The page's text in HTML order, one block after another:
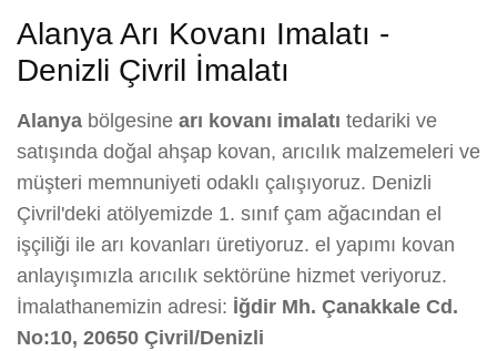
Alanya Arı Kovanı Imalatı -
Denizli Çivril İmalatı
Alanya bölgesine arı kovanı imalatı tedariki ve
satışında doğal ahşap kovan, arıcılık malzemeleri ve
müşteri memnuniyeti odaklı çalışıyoruz. Denizli
Çivril'deki atölyemizde 1. sınıf çam ağacından el
işçiliği ile arı kovanları üretiyoruz. el yapımı kovan
anlayışımızla arıcılık sektörüne hizmet veriyoruz.
İmalathanemizin adresi: İğdir Mh. Çanakkale Cd.
No:10, 20650 Çivril/Denizli